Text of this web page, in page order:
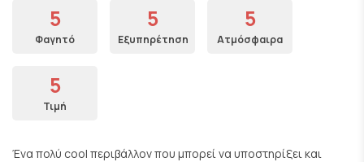
5
Φαγητό
5
Εξυπηρέτηση
5
Ατμόσφαιρα
5
Τιμή
Ένα πολύ cool περιβάλλον που μπορεί να υποστηρίξει και